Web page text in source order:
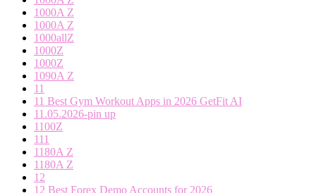
1000A Z
1000A Z
1000allZ
1000Z
1000Z
1090A Z
11
11 Best Gym Workout Apps in 2026 GetFit AI
11.05.2026-pin up
1100Z
111
1180A Z
1180A Z
12
12 Best Forex Demo Accounts for 2026